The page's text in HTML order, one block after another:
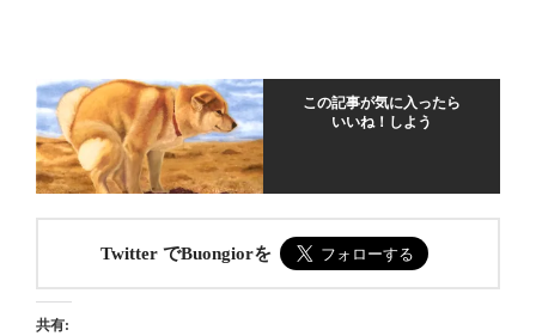
この記事が気に入ったら
いいね！しよう
Twitter でBuongiorを
共有: